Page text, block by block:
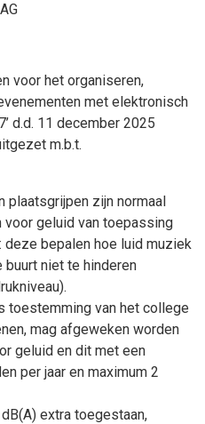
voor het organiseren,
met elektronisch
d.d. 11 december 2025
m.b.t.
plaatsgrijpen zijn normaal
geluid van toepassing
deze bepalen hoe luid muziek
niet te hinderen
toestemming van het college
mag afgeweken worden
geluid en dit met een
per jaar en maximum 2
extra toegestaan,